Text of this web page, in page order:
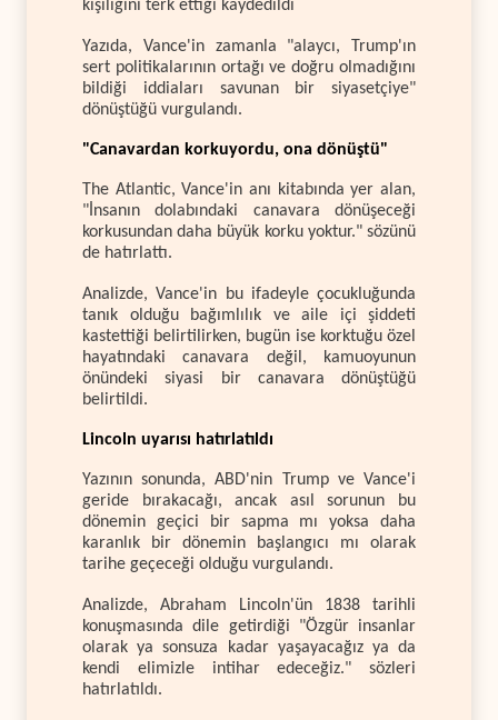
kişiliğini terk ettiği kaydedildi
Yazıda, Vance'in zamanla "alaycı, Trump'ın
sert politikalarının ortağı ve doğru olmadığını
bildiği iddiaları savunan bir siyasetçiye"
dönüştüğü vurgulandı.
"Canavardan korkuyordu, ona dönüştü"
The Atlantic, Vance'in anı kitabında yer alan,
"İnsanın dolabındaki canavara dönüşeceği
korkusundan daha büyük korku yoktur." sözünü
de hatırlattı.
Analizde, Vance'in bu ifadeyle çocukluğunda
tanık olduğu bağımlılık ve aile içi şiddeti
kastettiği belirtilirken, bugün ise korktuğu özel
hayatındaki canavara değil, kamuoyunun
önündeki siyasi bir canavara dönüştüğü
belirtildi.
Lincoln uyarısı hatırlatıldı
Yazının sonunda, ABD'nin Trump ve Vance'i
geride bırakacağı, ancak asıl sorunun bu
dönemin geçici bir sapma mı yoksa daha
karanlık bir dönemin başlangıcı mı olarak
tarihe geçeceği olduğu vurgulandı.
Analizde, Abraham Lincoln'ün 1838 tarihli
konuşmasında dile getirdiği "Özgür insanlar
olarak ya sonsuza kadar yaşayacağız ya da
kendi elimizle intihar edeceğiz." sözleri
hatırlatıldı.